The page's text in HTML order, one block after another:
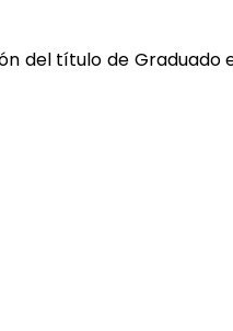
del título de Graduado